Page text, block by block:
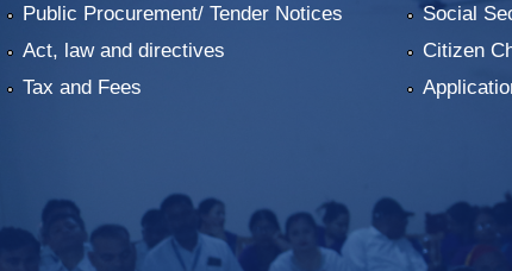
Public Procurement/ Tender Notices
Act, law and directives
Tax and Fees
Social
Citizen